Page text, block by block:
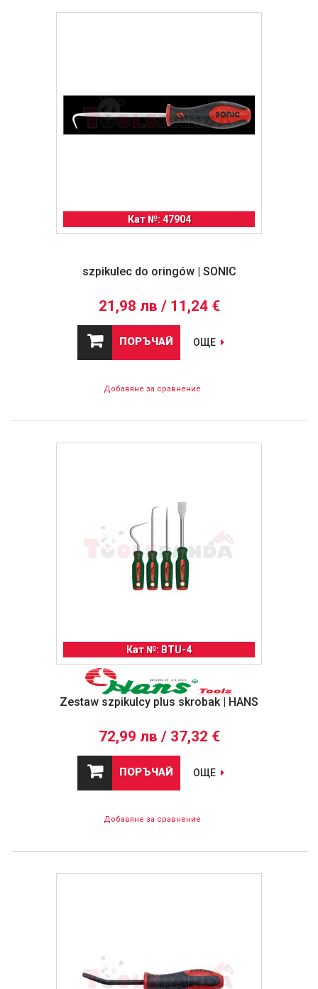
Кат №: 47904
szpikulec do oringów | SONIC
21,98 лв / 11,24 €
ПОРЪЧАЙ ОЩЕ
Добавяне за сравнение
Кат №: BTU-4
Zestaw szpikulcy plus skrobak | HANS
72,99 лв / 37,32 €
ПОРЪЧАЙ ОЩЕ
Добавяне за сравнение